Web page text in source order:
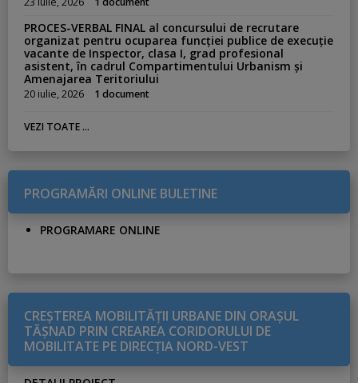
PROCES-VERBAL FINAL al concursului de recrutare
organizat pentru ocuparea funcției publice de execuție
vacante de Inspector, clasa I, grad profesional
asistent, în cadrul Compartimentului Urbanism și
Amenajarea Teritoriului
20 iulie, 2026 1 document
VEZI TOATE ...
PROGRAMĂRI ONLINE BULETINE
PROGRAMARE ONLINE
CREŞTEREA MOBILITĂŢII URBANE DIN ORAŞUL
TĂŞNAD PRIN CREAREA CORIDORULUI DE
MOBILITATE PE DIRECŢIA NORD-VEST